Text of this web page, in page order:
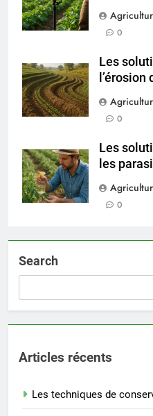
0
Les
l’érosion
0
Les
les
0
Search
Articles récents
Les techniques de